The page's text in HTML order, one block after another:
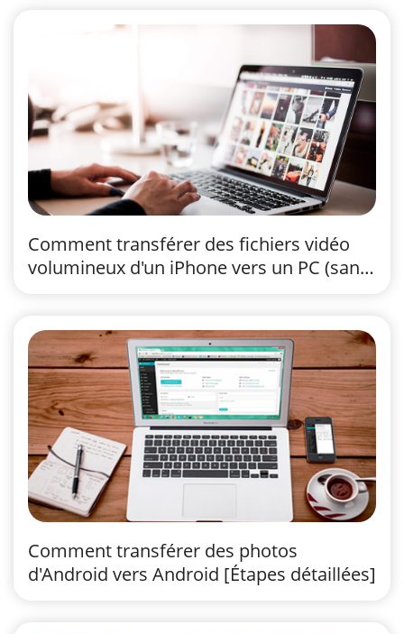
Comment transférer des fichiers vidéo
volumineux d'un iPhone vers un PC (sans
Comment transférer des photos
d'Android vers Android [Étapes détaillées]